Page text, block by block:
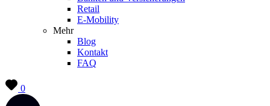
Retail
E-Mobility
Mehr
Blog
Kontakt
FAQ
0